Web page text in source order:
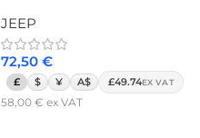
JEEP
72,50 €
£ $ ¥ A$ £49.74EX VAT
58,00 € ex VAT